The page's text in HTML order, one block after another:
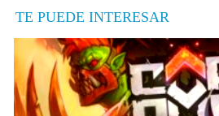
TE PUEDE INTERESAR